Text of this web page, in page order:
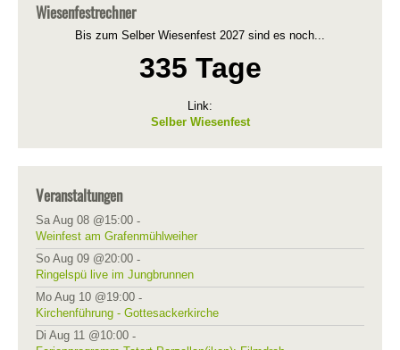
Wiesenfestrechner
Bis zum Selber Wiesenfest 2027 sind es noch...
335 Tage
Link:
Selber Wiesenfest
Veranstaltungen
Sa Aug 08 @15:00 -
Weinfest am Grafenmühlweiher
So Aug 09 @20:00 -
Ringelspü live im Jungbrunnen
Mo Aug 10 @19:00 -
Kirchenführung - Gottesackerkirche
Di Aug 11 @10:00 -